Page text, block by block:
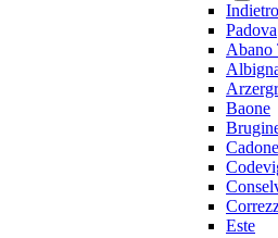
Indietro
Padova
Abano
Baone
Este